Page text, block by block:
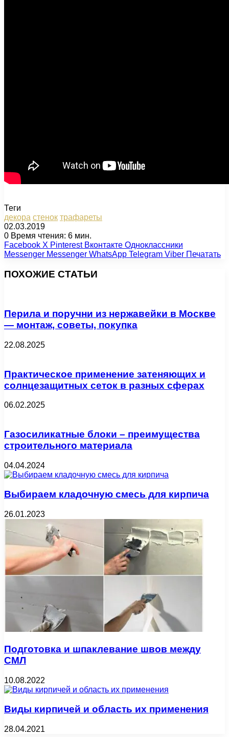
Теги
декора стенок трафареты
02.03.2019
0 Время чтения: 6 мин.
Facebook X Pinterest Вконтакте Одноклассники
Messenger Messenger WhatsApp Telegram Viber Печатать
ПОХОЖИЕ СТАТЬИ
Перила и поручни из нержавейки в Москве
— монтаж, советы, покупка
22.08.2025
Практическое применение затеняющих и
солнцезащитных сеток в разных сферах
06.02.2025
Газосиликатные блоки – преимущества
строительного материала
04.04.2024
Выбираем кладочную смесь для кирпича
26.01.2023
Подготовка и шпаклевание швов между
СМЛ
10.08.2022
Виды кирпичей и область их применения
28.04.2021